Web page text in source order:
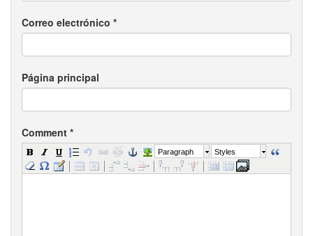
Correo electrónico *
Página principal
Comment *
Paragraph Styles